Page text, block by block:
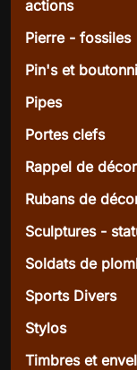
actions
Pierre - fossiles
Pin's et
Pipes
Portes clefs
Rappel de
Rubans de
Sculptures -
Soldats de
Sports Divers
Stylos
Timbres et